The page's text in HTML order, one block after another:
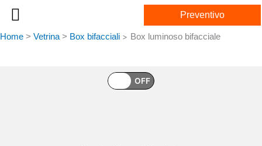
contenuto
Preventivo
Home > Vetrina > Box bifacciali > Box luminoso bifacciale
OFF